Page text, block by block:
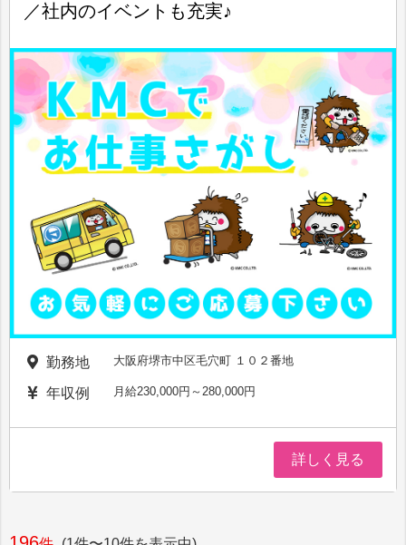
／社内のイベントも充実♪
勤務地 大阪府堺市中区毛穴町 １０２番地
年収例 月給230,000円～280,000円
詳しく見る